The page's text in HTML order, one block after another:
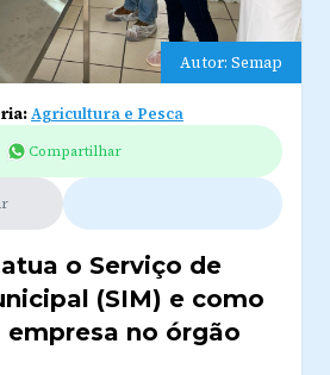
Autor: Semap
Agricultura e Pesca
Compartilhar
o Serviço de
(SIM) e como
empresa no órgão